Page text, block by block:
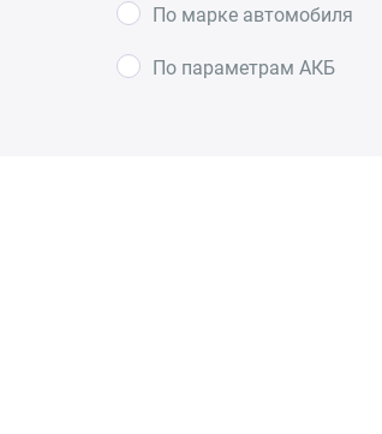
По марке автомобиля
По параметрам АКБ